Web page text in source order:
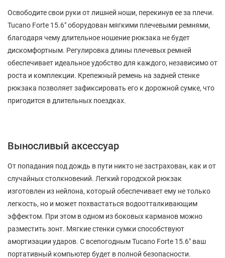
Освободите свои руки от лишней ноши, перекинув ее за плечи.
Tucano Forte 15.6" оборудован мягкими плечевыми ремнями,
благодаря чему длительное ношение рюкзака не будет
дискомфортным. Регулировка длины плечевых ремней
обеспечивает идеальное удобство для каждого, независимо от
роста и комплекции. Крепежный ремень на задней стенке
рюкзака позволяет зафиксировать его к дорожной сумке, что
пригодится в длительных поездках.
Выносливый аксессуар
От попадания под дождь в пути никто не застрахован, как и от
случайных столкновений. Легкий городской рюкзак
изготовлен из нейлона, который обеспечивает ему не только
легкость, но и может похвастаться водоотталкивающим
эффектом. При этом в одном из боковых карманов можно
разместить зонт. Мягкие стенки сумки способствуют
амортизации ударов. С всепогодным Tucano Forte 15.6" ваш
портативный компьютер будет в полной безопасности.